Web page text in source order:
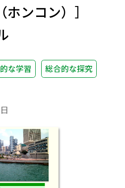
ンコン）］
な学習
総合的な探究